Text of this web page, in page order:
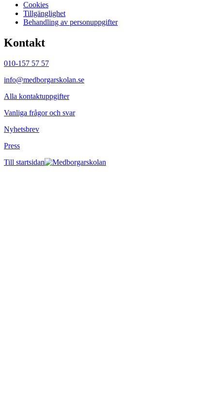
Cookies
Tillgänglighet
Behandling av personuppgifter
Kontakt
010-157 57 57
info@medborgarskolan.se
Alla kontaktuppgifter
Vanliga frågor och svar
Nyhetsbrev
Press
Till startsidan